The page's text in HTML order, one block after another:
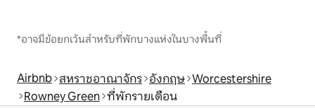
*อาจมีข้อยกเว้นสำหรับที่พักบางแห่งในบางพื้นที่
Airbnb สหราชอาณาจักร อังกฤษ Worcestershire
Rowney Green ที่พักรายเดือน